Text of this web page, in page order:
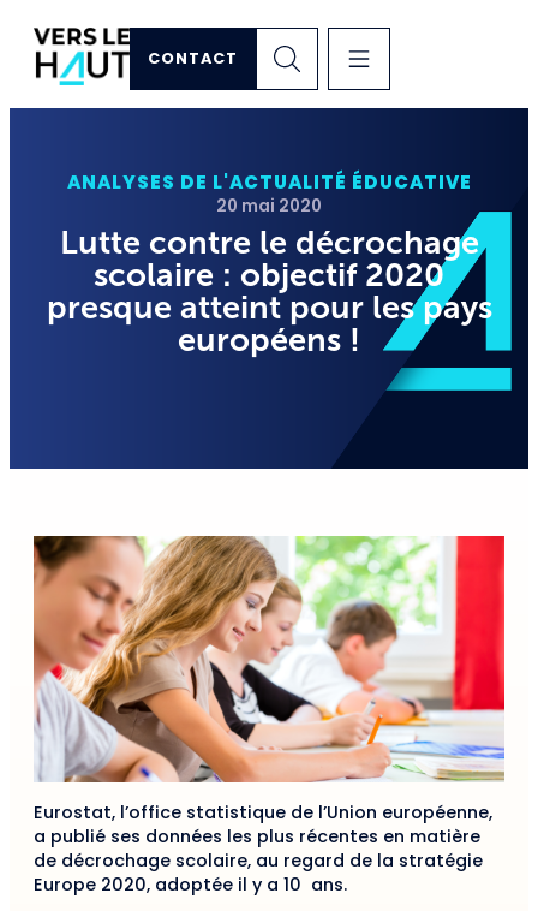
CONTACT
ANALYSES DE L'ACTUALITÉ ÉDUCATIVE
20 mai 2020
Lutte contre le décrochage
scolaire : objectif 2020
presque atteint pour les pays
européens !
Eurostat, l’office statistique de l’Union européenne,
a publié ses données les plus récentes en matière
de décrochage scolaire, au regard de la stratégie
Europe 2020, adoptée il y a 10 ans.